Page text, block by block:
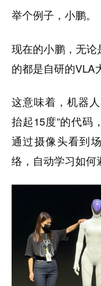
举个例子，小鹏。
现在的小鹏，无
的都是自研的VLA
这意味着，机器
抬起15度”的代码
通过摄像头看到
络，自动学习如何